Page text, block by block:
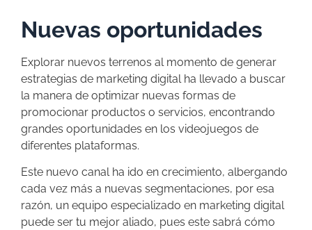
Nuevas oportunidades
Explorar nuevos terrenos al momento de generar
estrategias de marketing digital ha llevado a buscar
la manera de optimizar nuevas formas de
promocionar productos o servicios, encontrando
grandes oportunidades en los videojuegos de
diferentes plataformas.
Este nuevo canal ha ido en crecimiento, albergando
cada vez más a nuevas segmentaciones, por esa
razón, un equipo especializado en marketing digital
puede ser tu mejor aliado, pues este sabrá cómo